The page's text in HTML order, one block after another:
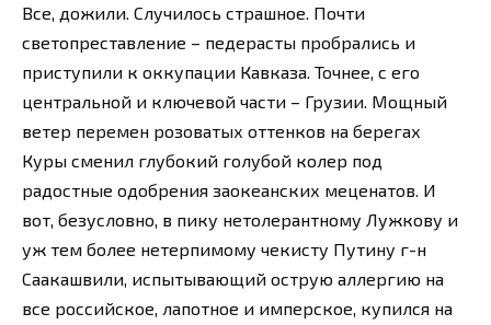
Все, дожили. Случилось страшное. Почти
светопреставление – педерасты пробрались и
приступили к оккупации Кавказа. Точнее, с его
центральной и ключевой части – Грузии. Мощный
ветер перемен розоватых оттенков на берегах
Куры сменил глубокий голубой колер под
радостные одобрения заокеанских меценатов. И
вот, безусловно, в пику нетолерантному Лужкову и
уж тем более нетерпимому чекисту Путину г-н
Саакашвили, испытывающий острую аллергию на
все российское, лапотное и имперское, купился на